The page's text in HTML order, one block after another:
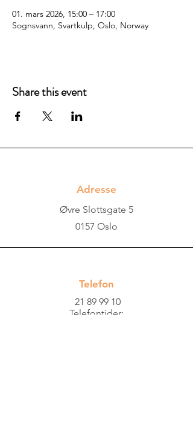
01. mars 2026, 15:00 – 17:00
Sognsvann, Svartkulp, Oslo, Norway
Share this event
Adresse
Øvre Slottsgate 5
0157 Oslo
Telefon
21 89 99 10
Telefontider: